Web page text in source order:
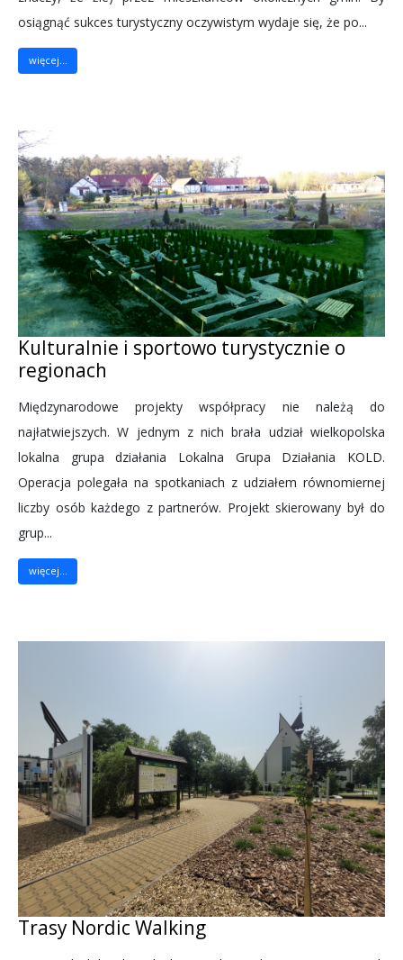
osiągnąć sukces turystyczny oczywistym wydaje się, że po...
więcej...
Kulturalnie i sportowo turystycznie o
regionach
Międzynarodowe projekty współpracy nie należą do
najłatwiejszych. W jednym z nich brała udział wielkopolska
lokalna grupa działania Lokalna Grupa Działania KOLD.
Operacja polegała na spotkaniach z udziałem równomiernej
liczby osób każdego z partnerów. Projekt skierowany był do
grup...
więcej...
Trasy Nordic Walking